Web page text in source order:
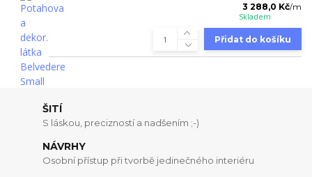
3 288,0 Kč/m
Skladem
Přidat do košíku
ŠITÍ
S láskou, precizností a nadšením ;-)
NÁVRHY
Osobní přístup při tvorbě jedinečného interiéru